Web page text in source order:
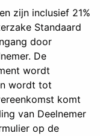
zijn inclusief 21%
Standaard
door
De
wordt
wordt tot
komt
van Deelnemer
op de